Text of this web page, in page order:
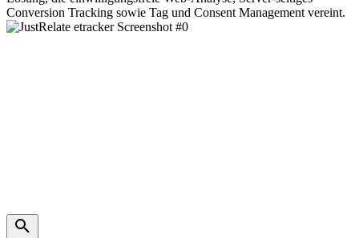
Conversion Tracking sowie Tag und Consent Management vereint.